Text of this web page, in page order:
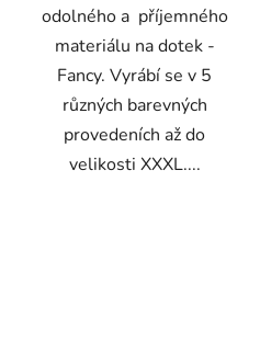
odolného a příjemného
materiálu na dotek -
Fancy. Vyrábí se v 5
různých barevných
provedeních až do
velikosti XXXL....